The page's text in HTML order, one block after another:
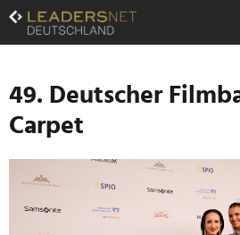
Zum
Inhalt
Zur
Navigation
Zur
Hauptnavigation
49. Deutscher
Carpet